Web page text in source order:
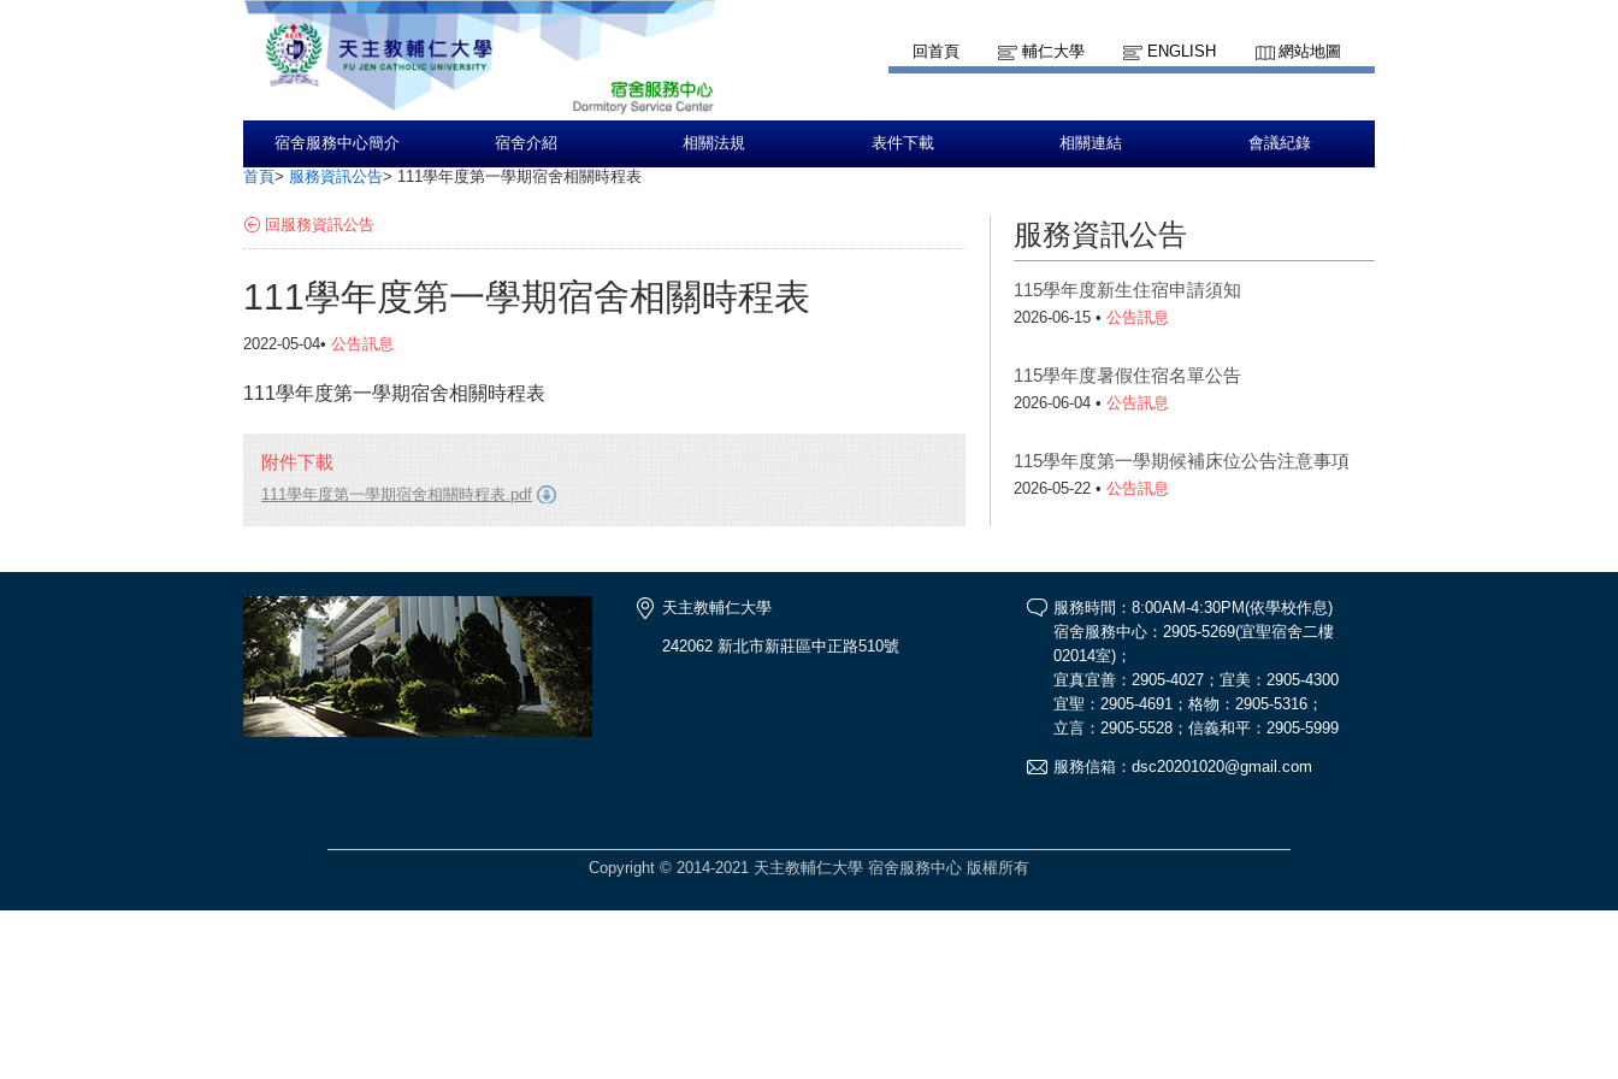
回首頁 輔仁大學 ENGLISH 網站地圖
宿舍服務中心簡介 宿舍介紹 相關法規 表件下載 相關連結 會議紀錄
首頁> 服務資訊公告> 111學年度第一學期宿舍相關時程表
回服務資訊公告
111學年度第一學期宿舍相關時程表
2022-05-04• 公告訊息
111學年度第一學期宿舍相關時程表
附件下載
111學年度第一學期宿舍相關時程表.pdf
服務資訊公告
115學年度新生住宿申請須知
2026-06-15 • 公告訊息
115學年度暑假住宿名單公告
2026-06-04 • 公告訊息
115學年度第一學期候補床位公告注意事項
2026-05-22 • 公告訊息
天主教輔仁大學
242062 新北市新莊區中正路510號
服務時間：8:00AM-4:30PM(依學校作息)
宿舍服務中心：2905-5269(宜聖宿舍二樓
02014室)；
宜真宜善：2905-4027；宜美：2905-4300
宜聖：2905-4691；格物：2905-5316；
立言：2905-5528；信義和平：2905-5999
服務信箱：dsc20201020@gmail.com
Copyright © 2014-2021 天主教輔仁大學 宿舍服務中心 版權所有